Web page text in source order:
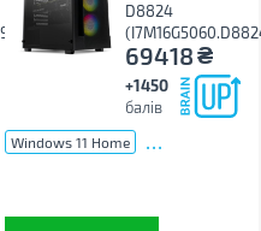
D8824
69418₴
+1450
балів
Windows 11 Home ...